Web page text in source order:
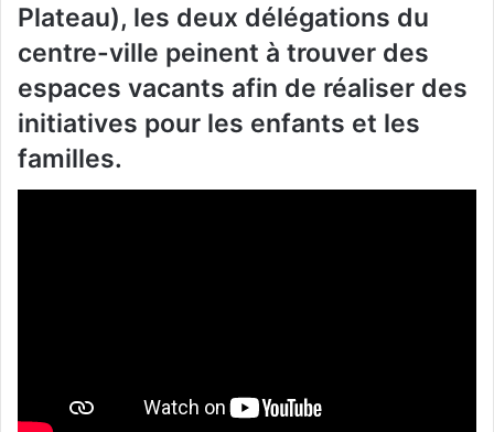
Plateau), les deux délégations du
centre-ville peinent à trouver des
espaces vacants afin de réaliser des
initiatives pour les enfants et les
familles.